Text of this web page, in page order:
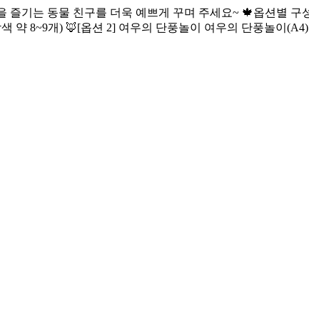
기는 동물 친구를 더욱 예쁘게 꾸며 주세요~ 🍁옵션별
약 8~9개) 🦊[옵션 2] 여우의 단풍놀이 여우의 단풍놀이